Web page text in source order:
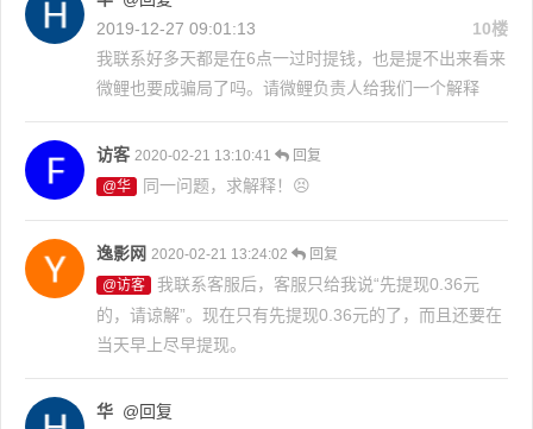
2019-12-27 09:01:13
10楼
我联系好多天都是在6点一过时提钱，也是提不出来看来
微鲤也要成骗局了吗。请微鲤负责人给我们一个解释
访客 2020-02-21 13:10:41
回复
@华
同一问题，求解释！😣
逸影网 2020-02-21 13:24:02
回复
@访客
我联系客服后，客服只给我说“先提现0.36元
的，请谅解”。现在只有先提现0.36元的了，而且还要在
当天早上尽早提现。
华 @回复